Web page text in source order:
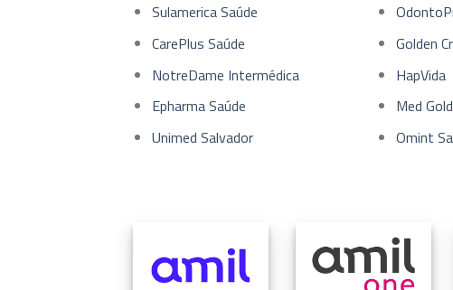
Sulamerica Saúde
CarePlus Saúde
NotreDame Intermédica
Epharma Saúde
Unimed Salvador
Golden
HapVida
Med
Omint